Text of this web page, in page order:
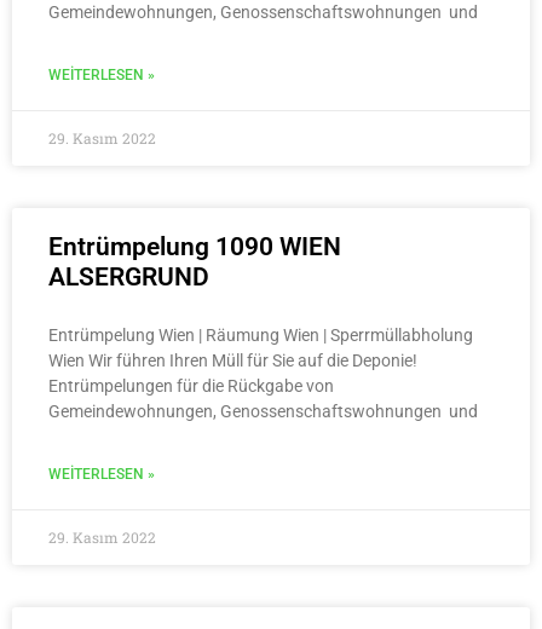
Gemeindewohnungen, Genossenschaftswohnungen und
WEITERLESEN »
29. Kasım 2022
Entrümpelung 1090 WIEN
ALSERGRUND
Entrümpelung Wien | Räumung Wien | Sperrmüllabholung
Wien Wir führen Ihren Müll für Sie auf die Deponie!
Entrümpelungen für die Rückgabe von
Gemeindewohnungen, Genossenschaftswohnungen und
WEITERLESEN »
29. Kasım 2022